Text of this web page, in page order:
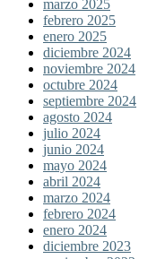
marzo 2025
febrero 2025
enero 2025
diciembre 2024
noviembre 2024
octubre 2024
septiembre 2024
agosto 2024
julio 2024
junio 2024
mayo 2024
abril 2024
marzo 2024
febrero 2024
enero 2024
diciembre 2023